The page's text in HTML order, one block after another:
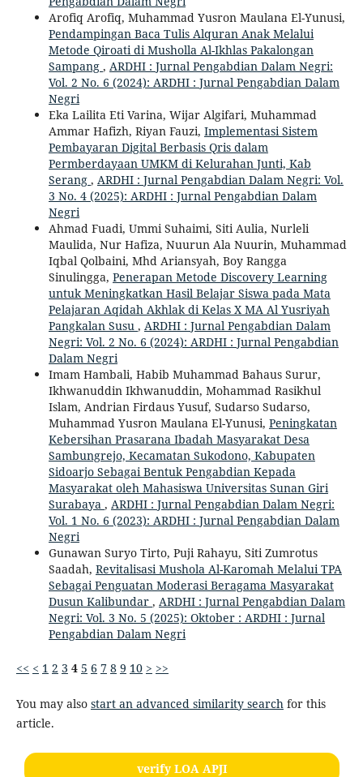
Arofiq Arofiq, Muhammad Yusron Maulana El-Yunusi,
Pendampingan Baca Tulis Alquran Anak Melalui
Metode Qiroati di Musholla Al-Ikhlas Pakalongan
Sampang , ARDHI : Jurnal Pengabdian Dalam Negri:
Vol. 2 No. 6 (2024): ARDHI : Jurnal Pengabdian Dalam
Negri
Eka Lailita Eti Varina, Wijar Algifari, Muhammad
Ammar Hafizh, Riyan Fauzi, Implementasi Sistem
Pembayaran Digital Berbasis Qris dalam
Permberdayaan UMKM di Kelurahan Junti, Kab
Serang , ARDHI : Jurnal Pengabdian Dalam Negri: Vol.
3 No. 4 (2025): ARDHI : Jurnal Pengabdian Dalam
Negri
Ahmad Fuadi, Ummi Suhaimi, Siti Aulia, Nurleli
Maulida, Nur Hafiza, Nuurun Ala Nuurin, Muhammad
Iqbal Qolbaini, Mhd Ariansyah, Boy Rangga
Sinulingga, Penerapan Metode Discovery Learning
untuk Meningkatkan Hasil Belajar Siswa pada Mata
Pelajaran Aqidah Akhlak di Kelas X MA Al Yusriyah
Pangkalan Susu , ARDHI : Jurnal Pengabdian Dalam
Negri: Vol. 2 No. 6 (2024): ARDHI : Jurnal Pengabdian
Dalam Negri
Imam Hambali, Habib Muhammad Bahaus Surur,
Ikhwanuddin Ikhwanuddin, Mohammad Rasikhul
Islam, Andrian Firdaus Yusuf, Sudarso Sudarso,
Muhammad Yusron Maulana El-Yunusi, Peningkatan
Kebersihan Prasarana Ibadah Masyarakat Desa
Sambungrejo, Kecamatan Sukodono, Kabupaten
Sidoarjo Sebagai Bentuk Pengabdian Kepada
Masyarakat oleh Mahasiswa Universitas Sunan Giri
Surabaya , ARDHI : Jurnal Pengabdian Dalam Negri:
Vol. 1 No. 6 (2023): ARDHI : Jurnal Pengabdian Dalam
Negri
Gunawan Suryo Tirto, Puji Rahayu, Siti Zumrotus
Saadah, Revitalisasi Mushola Al-Karomah Melalui TPA
Sebagai Penguatan Moderasi Beragama Masyarakat
Dusun Kalibundar , ARDHI : Jurnal Pengabdian Dalam
Negri: Vol. 3 No. 5 (2025): Oktober : ARDHI : Jurnal
Pengabdian Dalam Negri
<< < 1 2 3 4 5 6 7 8 9 10 > >>
You may also start an advanced similarity search for this
article.
verify LOA APJI